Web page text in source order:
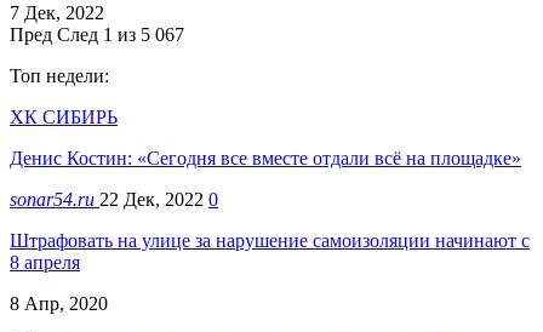
7 Дек, 2022
Пред След 1 из 5 067
Топ недели:
ХК СИБИРЬ
Денис Костин: «Сегодня все вместе отдали всё на площадке»
sonar54.ru 22 Дек, 2022 0
Штрафовать на улице за нарушение самоизоляции начинают с
8 апреля
8 Апр, 2020